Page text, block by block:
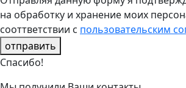
на обработку и хранение моих
сооттветствии с пользовательским
отправить
Спасибо!